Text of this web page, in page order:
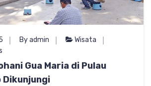
By admin
Wisata
Gua Maria di Pulau
Dikunjungi